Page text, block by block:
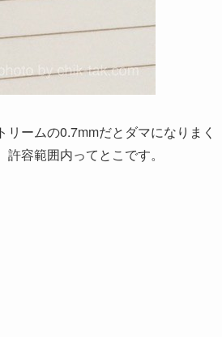
ームの0.7mmだとダマになりまく
容範囲内ってとこです。